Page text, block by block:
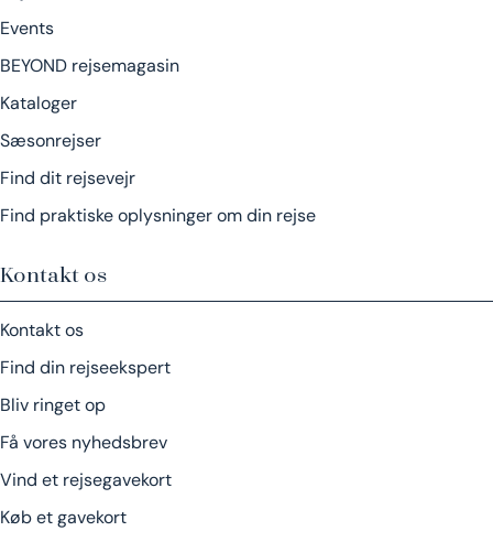
Events
BEYOND rejsemagasin
Kataloger
Sæsonrejser
Find dit rejsevejr
Find praktiske oplysninger om din rejse
Kontakt os
Kontakt os
Find din rejseekspert
Bliv ringet op
Få vores nyhedsbrev
Vind et rejsegavekort
Køb et gavekort